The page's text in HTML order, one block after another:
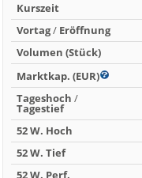
Kurszeit
Vortag/ Eröffnung
Volumen (Stück)
Marktkap. (EUR)
Tageshoch /
Tagestief
52 W. Hoch
52 W. Tief
52 W. Perf.